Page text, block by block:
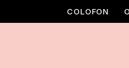
COLOFON